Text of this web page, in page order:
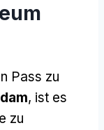
Pass zu
, ist es
zu